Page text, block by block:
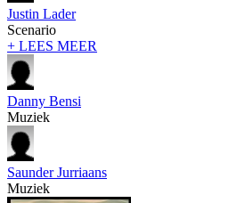
Justin Lader
Scenario
+ LEES MEER
Danny Bensi
Muziek
Saunder Jurriaans
Muziek